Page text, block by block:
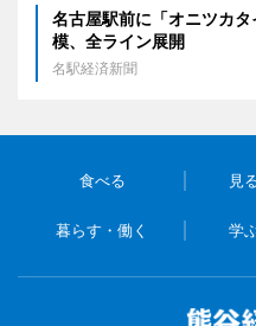
名古屋駅前に「オニツカ
模、全ライン展開
名駅経済新聞
食べる 見
暮らす・働く 学